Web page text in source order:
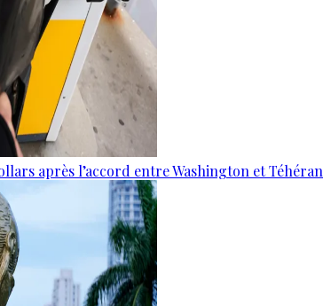
après l’accord entre Washington et Téhéran